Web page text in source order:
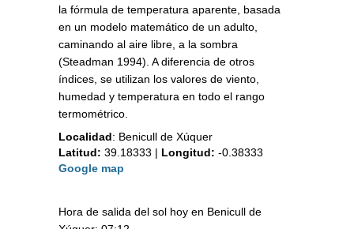
la fórmula de temperatura aparente, basada
en un modelo matemático de un adulto,
caminando al aire libre, a la sombra
(Steadman 1994). A diferencia de otros
índices, se utilizan los valores de viento,
humedad y temperatura en todo el rango
termométrico.
Localidad: Benicull de Xúquer
Latitud: 39.18333 | Longitud: -0.38333
Google map
Hora de salida del sol hoy en Benicull de